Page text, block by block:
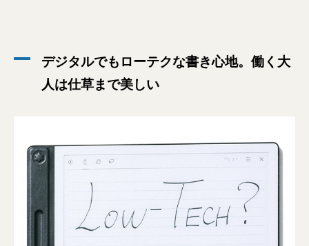
デジタルでもローテクな書き心地。働く大
人は仕草まで美しい